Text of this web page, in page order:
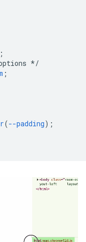
;
*/
;
(--padding);